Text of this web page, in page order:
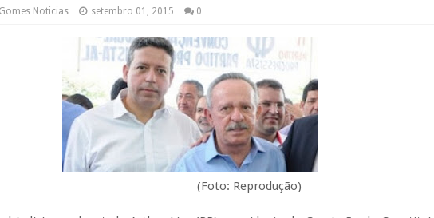
Noticias setembro 01, 2015 0
Reprodução)